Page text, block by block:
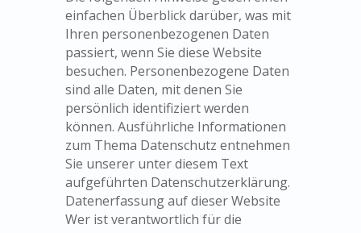
einfachen Überblick darüber, was mit
Ihren personenbezogenen Daten
passiert, wenn Sie diese Website
besuchen. Personenbezogene Daten
sind alle Daten, mit denen Sie
persönlich identifiziert werden
können. Ausführliche Informationen
zum Thema Datenschutz entnehmen
Sie unserer unter diesem Text
aufgeführten Datenschutzerklärung.
Datenerfassung auf dieser Website
Wer ist verantwortlich für die